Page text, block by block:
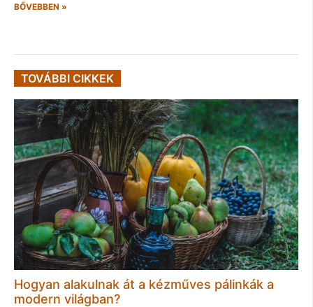
BŐVEBBEN »
TOVÁBBI CIKKEK
Hogyan alakulnak át a kézműves pálinkák a
modern világban?